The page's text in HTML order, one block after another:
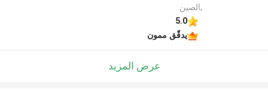
,الصين
5.0
يدقّق ممون
عرض المزيد